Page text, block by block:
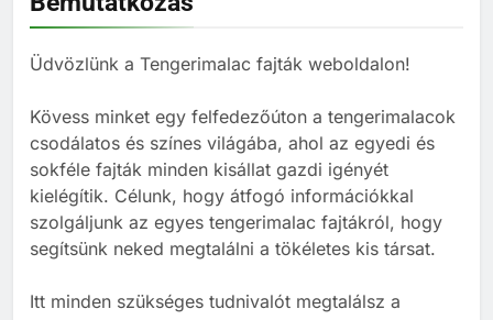
hogyan válassz neki megfelelő
társat?
BLOG
Mi kell egy tengerimalacnak?
BLOG
1
Tengerimalac és nyúl együtt
tartása
Üdvözlünk a Tengerimalac fajták weboldalon!
Kövess minket egy felfedezőúton a tengerimalacok
csodálatos és színes világába, ahol az egyedi és
sokféle fajták minden kisállat gazdi igényét
kielégítik. Célunk, hogy átfogó információkkal
szolgáljunk az egyes tengerimalac fajtákról, hogy
segítsünk neked megtalálni a tökéletes kis társat.
Itt minden szükséges tudnivalót megtalálsz a